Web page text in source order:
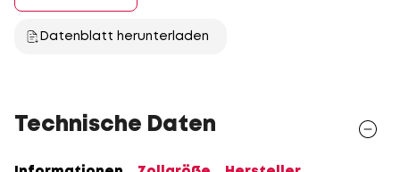
Datenblatt herunterladen
Technische Daten